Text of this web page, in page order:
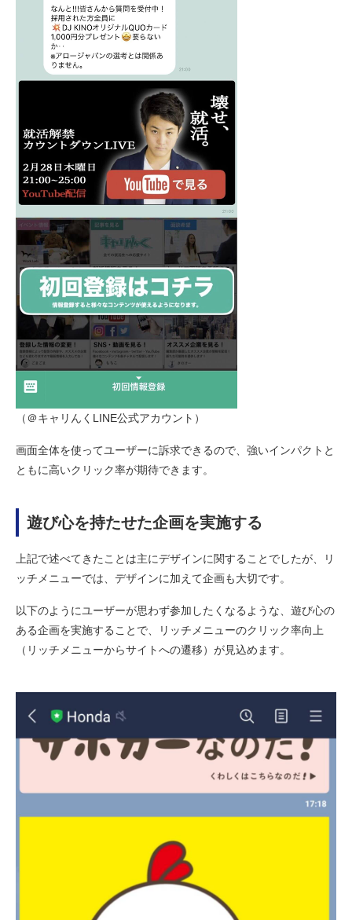
（＠キャリんくLINE公式アカウント）
画面全体を使ってユーザーに訴求できるので、強いインパクトと
ともに高いクリック率が期待できます。
遊び心を持たせた企画を実施する
上記で述べてきたことは主にデザインに関することでしたが、リ
ッチメニューでは、デザインに加えて企画も大切です。
以下のようにユーザーが思わず参加したくなるような、遊び心の
ある企画を実施することで、リッチメニューのクリック率向上
（リッチメニューからサイトへの遷移）が見込めます。